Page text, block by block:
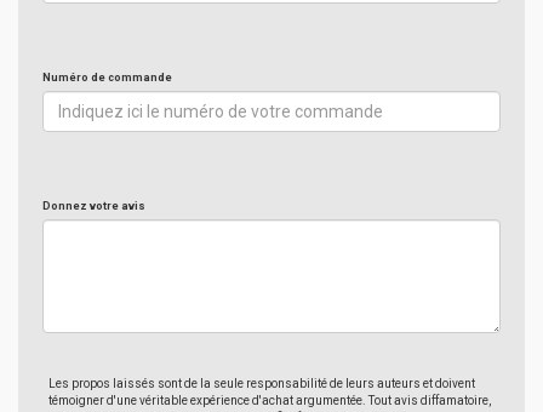
Numéro de commande
Donnez votre avis
Les propos laissés sont de la seule responsabilité de leurs auteurs et doivent
témoigner d'une véritable expérience d'achat argumentée. Tout avis diffamatoire,